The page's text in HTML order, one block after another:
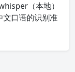
（本地）
文口语的识别准